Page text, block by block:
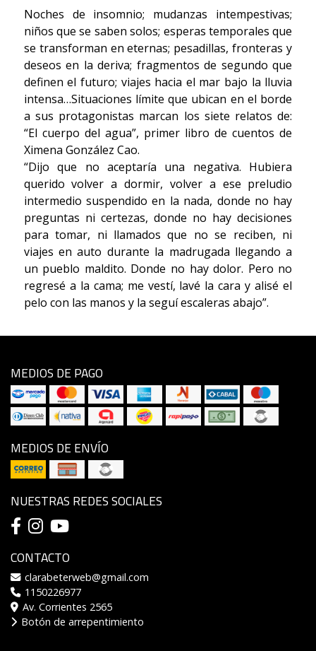
Noches de insomnio; mudanzas intempestivas;
niños que se saben solos; esperas temporales que
se transforman en eternas; pesadillas, fronteras y
deseos en la deriva; fragmentos de segundo que
definen el futuro; viajes hacia el mar bajo la lluvia
intensa…Situaciones límite que ubican en el borde
a sus protagonistas marcan los siete relatos de:
“El cuerpo del agua”, primer libro de cuentos de
Ximena González Cao.
“Dijo que no aceptaría una negativa. Hubiera
querido volver a dormir, volver a ese preludio
intermedio suspendido en la nada, donde no hay
preguntas ni certezas, donde no hay decisiones
para tomar, ni llamados que no se reciben, ni
viajes en auto durante la madrugada llegando a
un pueblo maldito. Donde no hay dolor. Pero no
regresé a la cama; me vestí, lavé la cara y alisé el
pelo con las manos y la seguí escaleras abajo”.
MEDIOS DE PAGO
MEDIOS DE ENVÍO
NUESTRAS REDES SOCIALES
CONTACTO
clarabeterweb@gmail.com
1150226977
Av. Corrientes 2565
Botón de arrepentimiento